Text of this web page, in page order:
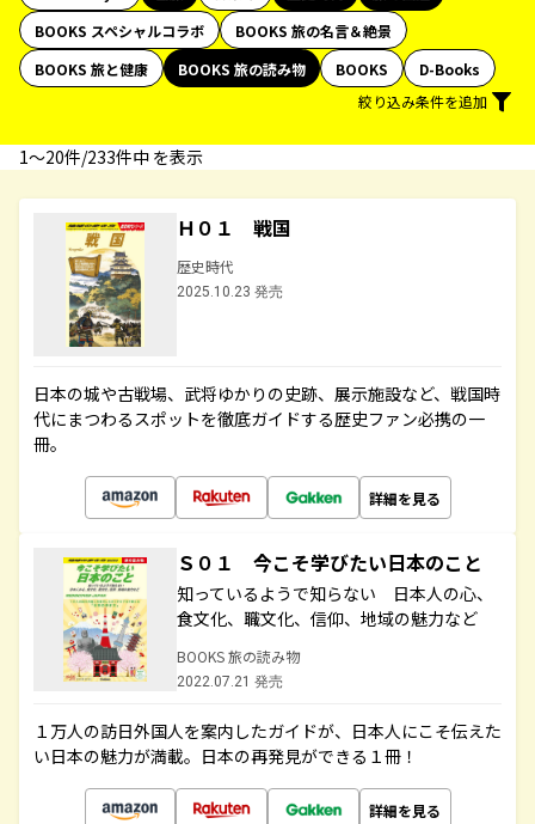
BOOKS スペシャルコラボ
BOOKS 旅の名言＆絶景
BOOKS 旅と健康
BOOKS 旅の読み物 BOOKS
D-Books
絞り込み条件を追加
1〜20件/233件中 を表示
Ｈ０１ 戦国
歴史時代
2025.10.23 発売
日本の城や古戦場、武将ゆかりの史跡、展示施設など、戦国時
代にまつわるスポットを徹底ガイドする歴史ファン必携の一
冊。
詳細を見る
Ｓ０１ 今こそ学びたい日本のこと
知っているようで知らない 日本人の心、
食文化、職文化、信仰、地域の魅力など
BOOKS 旅の読み物
2022.07.21 発売
１万人の訪日外国人を案内したガイドが、日本人にこそ伝えた
い日本の魅力が満載。日本の再発見ができる１冊！
詳細を見る